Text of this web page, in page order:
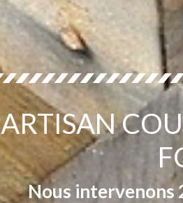
ARTISAN
Nous intervenons